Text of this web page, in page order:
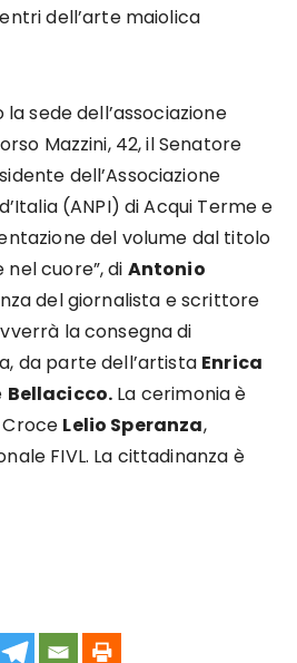
dell’arte maiolica
la sede dell’associazione
Mazzini, 42, il Senatore
dell’Associazione
(ANPI) di Acqui Terme e
del volume dal titolo
cuore”, di Antonio
del giornalista e scrittore
la consegna di
da parte dell’artista Enrica
Bellacicco. La cerimonia è
Lelio Speranza,
FIVL. La cittadinanza è